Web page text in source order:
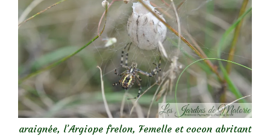
araignée, l’Argiope frelon, Femelle et cocon abritant